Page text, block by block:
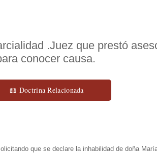
.Juez que prestó
conocer causa.
📖 Doctrina Relacionada
que se declare la inhabilidad de doña